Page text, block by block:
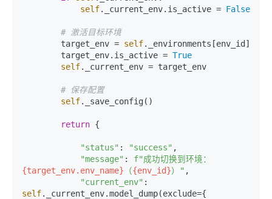
self._current_env.is_active = False
# 激活目标环境
        target_env =
self._environments[env_id]
        target_env.is_active =
True
self._current_env = target_env
# 保存配置
self._save_config()
return {
"status" : "success" ,
"message" : f"成功切换到环境：
{target_env.env_name} （{env_id}）" ,
"current_env"
self._current_env.model_dump(exclude={